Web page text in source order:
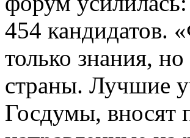
454 кандидатов.
только знания,
страны. Лучшие
Госдумы, вносят